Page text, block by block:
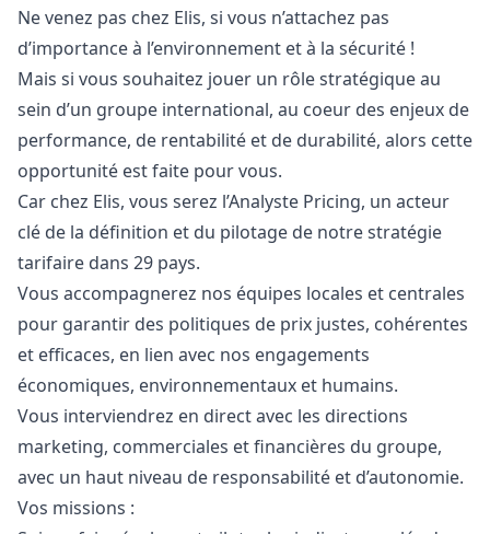
Ne venez pas chez Elis, si vous n’attachez pas
d’importance à l’environnement et à la sécurité !
Mais si vous souhaitez jouer un rôle stratégique au
sein d’un groupe international, au coeur des enjeux de
performance, de rentabilité et de durabilité, alors cette
opportunité est faite pour vous.
Car chez Elis, vous serez l’Analyste Pricing, un acteur
clé de la définition et du pilotage de notre stratégie
tarifaire dans 29 pays.
Vous accompagnerez nos équipes locales et centrales
pour garantir des politiques de prix justes, cohérentes
et efficaces, en lien avec nos engagements
économiques, environnementaux et humains.
Vous interviendrez en direct avec les directions
marketing, commerciales et financières du groupe,
avec un haut niveau de responsabilité et d’autonomie.
Vos missions :